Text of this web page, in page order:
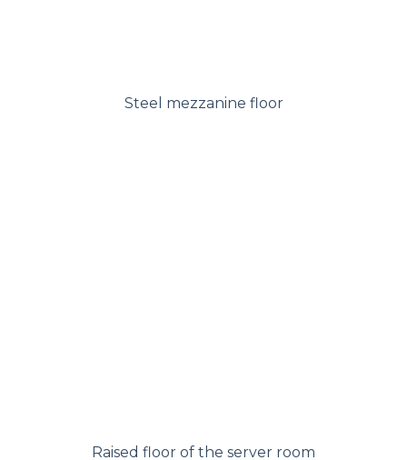
Steel mezzanine floor
Raised floor of the server room